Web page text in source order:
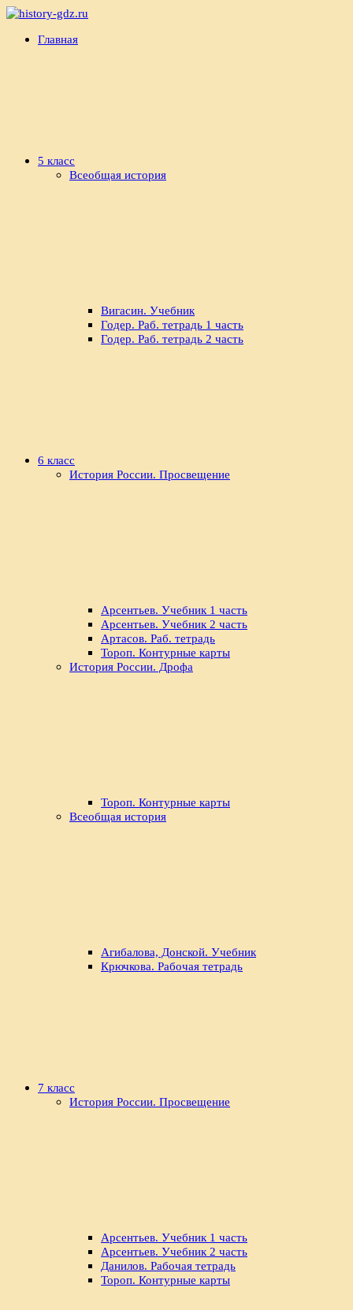
Перейти
содержимому
history-
ГотовыеГлавная
5 класс
Всеобщая история
Вигасин. Учебник
Годер. Раб. тетрадь 1 часть
Годер. Раб. тетрадь 2 часть
6 класс
История России. Просвещение
Арсентьев. Учебник 1 часть
Арсентьев. Учебник 2 часть
Артасов. Раб. тетрадь
Тороп. Контурные карты
История России. Дрофа
Тороп. Контурные карты
Всеобщая история
Агибалова, Донской. Учебник
Крючкова. Рабочая тетрадь
7 класс
История России. Просвещение
Арсентьев. Учебник 1 часть
Арсентьев. Учебник 2 часть
Данилов. Рабочая тетрадь
Тороп. Контурные карты